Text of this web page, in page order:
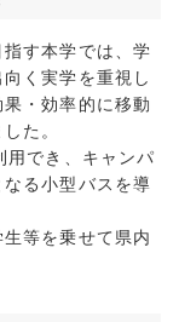
す本学では、学
く実学を重視し
・効率的に移動
た。
用でき、キャンパ
る小型バスを導
等を乗せて県内